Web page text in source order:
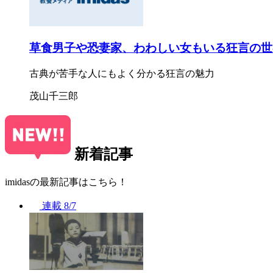
草食男子や恐妻家、わわしい女もいる狂言の
古典が苦手な人にもよく分かる狂言の魅力
茂山千三郎
新着記事
imidasの最新記事はこちら！
連載 8/7